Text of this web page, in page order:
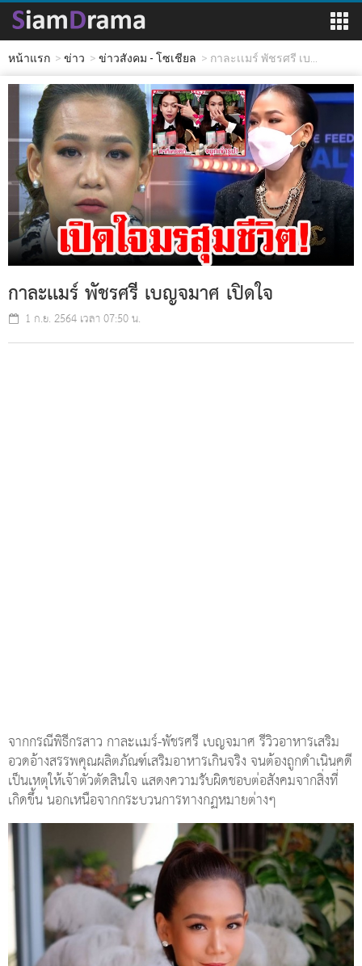
หน้าแรก ข่าว ข่าวสังคม - โซเชียล กาละเเมร์ พัชรศรี เบ...
กาละเเมร์ พัชรศรี เบญจมาศ เปิดใจ
1 ก.ย. 2564 เวลา 07:50 น.
จากกรณีพิธีกรสาว กาละเเมร์-พัชรศรี เบญจมาศ รีวิวอาหารเสริม
อวดอ้างสรรพคุณผลิตภัณฑ์เสริมอาหารเกินจริง จนต้องถูกดำเนินคดี
เป็นเหตุให้เจ้าตัวตัดสินใจ แสดงความรับผิดชอบต่อสังคมจากสิ่งที่
เกิดขึ้น นอกเหนือจากกระบวนการทางกฏหมายต่างๆ